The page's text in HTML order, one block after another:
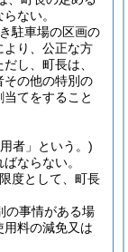
ない。
駐車場の区画の
より、公正な方
だし、町長は、
その他の特別の
てをすること
者」という。)
ならない。
度として、町長
の事情がある場
料の減免又は